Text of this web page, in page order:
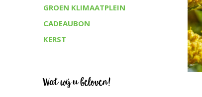
GROEN KLIMAATPLEIN
CADEAUBON
KERST
Wat wij u beloven!